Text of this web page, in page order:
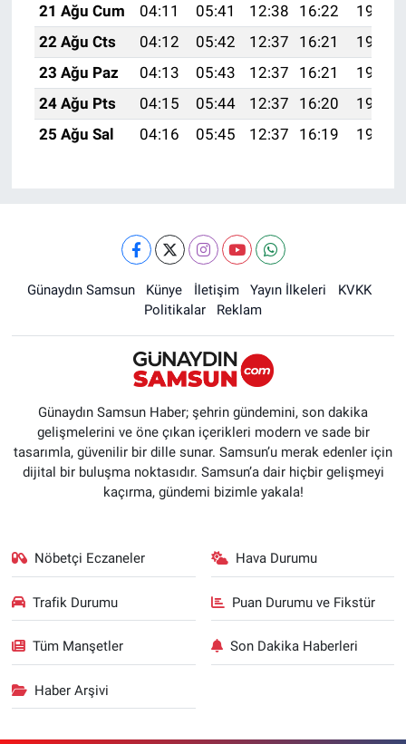
21 Ağu Cum
04:11 05:41 12:38 16:22
19:24
22 Ağu Cts
04:12 05:42 12:37 16:21
19:23
23 Ağu Paz
04:13 05:43 12:37 16:21
19:21
24 Ağu Pts
04:15 05:44 12:37 16:20
19:20
25 Ağu Sal
04:16 05:45 12:37 16:19 19:18
Günaydın Samsun Künye İletişim Yayın İlkeleri
KVKK
Politikalar
Reklam
Günaydın Samsun Haber; şehrin gündemini, son dakika
gelişmelerini ve öne çıkan içerikleri modern ve sade bir
tasarımla, güvenilir bir dille sunar. Samsun’u merak edenler için
dijital bir buluşma noktasıdır. Samsun’a dair hiçbir gelişmeyi
kaçırma, gündemi bizimle yakala!
Nöbetçi Eczaneler Hava Durumu
Trafik Durumu Puan Durumu ve Fikstür
Tüm Manşetler Son Dakika Haberleri
Haber Arşivi